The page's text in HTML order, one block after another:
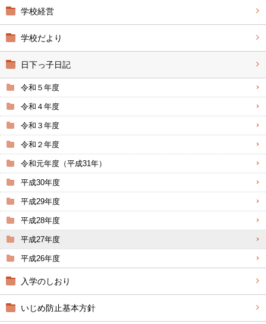
学校経営
学校だより
日下っ子日記
令和５年度
令和４年度
令和３年度
令和２年度
令和元年度（平成31年）
平成30年度
平成29年度
平成28年度
平成27年度
平成26年度
入学のしおり
いじめ防止基本方針